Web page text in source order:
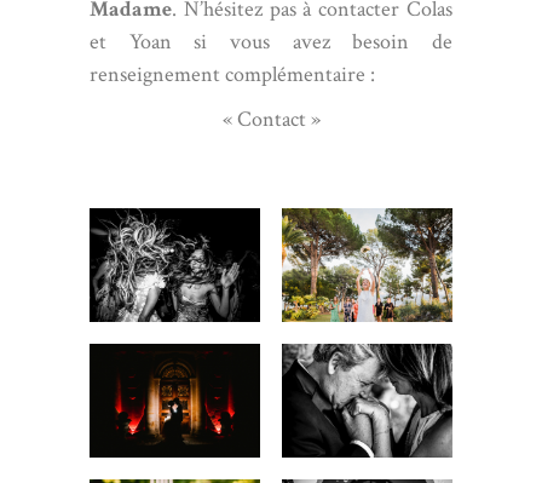
Madame. N’hésitez pas àcontacter Colas
et Yoan si vous avez besoin de
renseignement complémentaire :
« Contact »